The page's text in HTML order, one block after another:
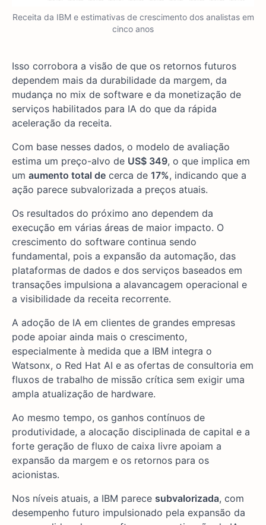
Receita da IBM e estimativas de crescimento dos analistas em
cinco anos
Isso corrobora a visão de que os retornos futuros
dependem mais da durabilidade da margem, da
mudança no mix de software e da monetização de
serviços habilitados para IA do que da rápida
aceleração da receita.
Com base nesses dados, o modelo de avaliação
estima um preço-alvo de US$ 349, o que implica em
um aumento total de cerca de 17%, indicando que a
ação parece subvalorizada a preços atuais.
Os resultados do próximo ano dependem da
execução em várias áreas de maior impacto. O
crescimento do software continua sendo
fundamental, pois a expansão da automação, das
plataformas de dados e dos serviços baseados em
transações impulsiona a alavancagem operacional e
a visibilidade da receita recorrente.
A adoção de IA em clientes de grandes empresas
pode apoiar ainda mais o crescimento,
especialmente à medida que a IBM integra o
Watsonx, o Red Hat AI e as ofertas de consultoria em
fluxos de trabalho de missão crítica sem exigir uma
ampla atualização de hardware.
Ao mesmo tempo, os ganhos contínuos de
produtividade, a alocação disciplinada de capital e a
forte geração de fluxo de caixa livre apoiam a
expansão da margem e os retornos para os
acionistas.
Nos níveis atuais, a IBM parece subvalorizada, com
desempenho futuro impulsionado pela expansão da